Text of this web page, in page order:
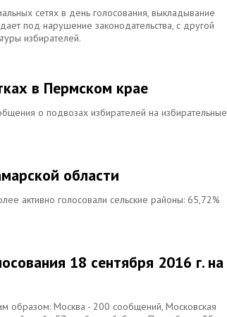
сетях в день голосования, выкладывание
под нарушение законодательства, с другой
избирателей.
в Пермском крае
о подвозах избирателей на избирательные
области
активно голосовали сельские районы: 65,72%
18 сентября 2016 г. на
образом: Москва - 200 сообщений, Московская